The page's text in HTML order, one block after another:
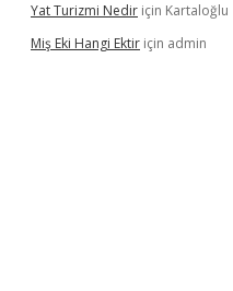
Yat Turizmi Nedir için Kartaloğlu
Miş Eki Hangi Ektir için admin